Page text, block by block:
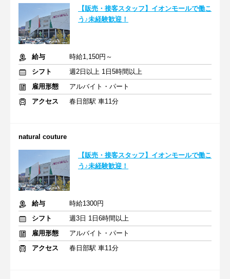
【販売・接客スタッフ】イオンモールで働こ
う♪未経験歓迎！
給与
時給1,150円～
シフト
週2日以上 1日5時間以上
雇用形態
アルバイト・パート
アクセス
春日部駅 車11分
natural couture
【販売・接客スタッフ】イオンモールで働こ
う♪未経験歓迎！
給与
時給1300円
シフト
週3日 1日6時間以上
雇用形態
アルバイト・パート
アクセス
春日部駅 車11分